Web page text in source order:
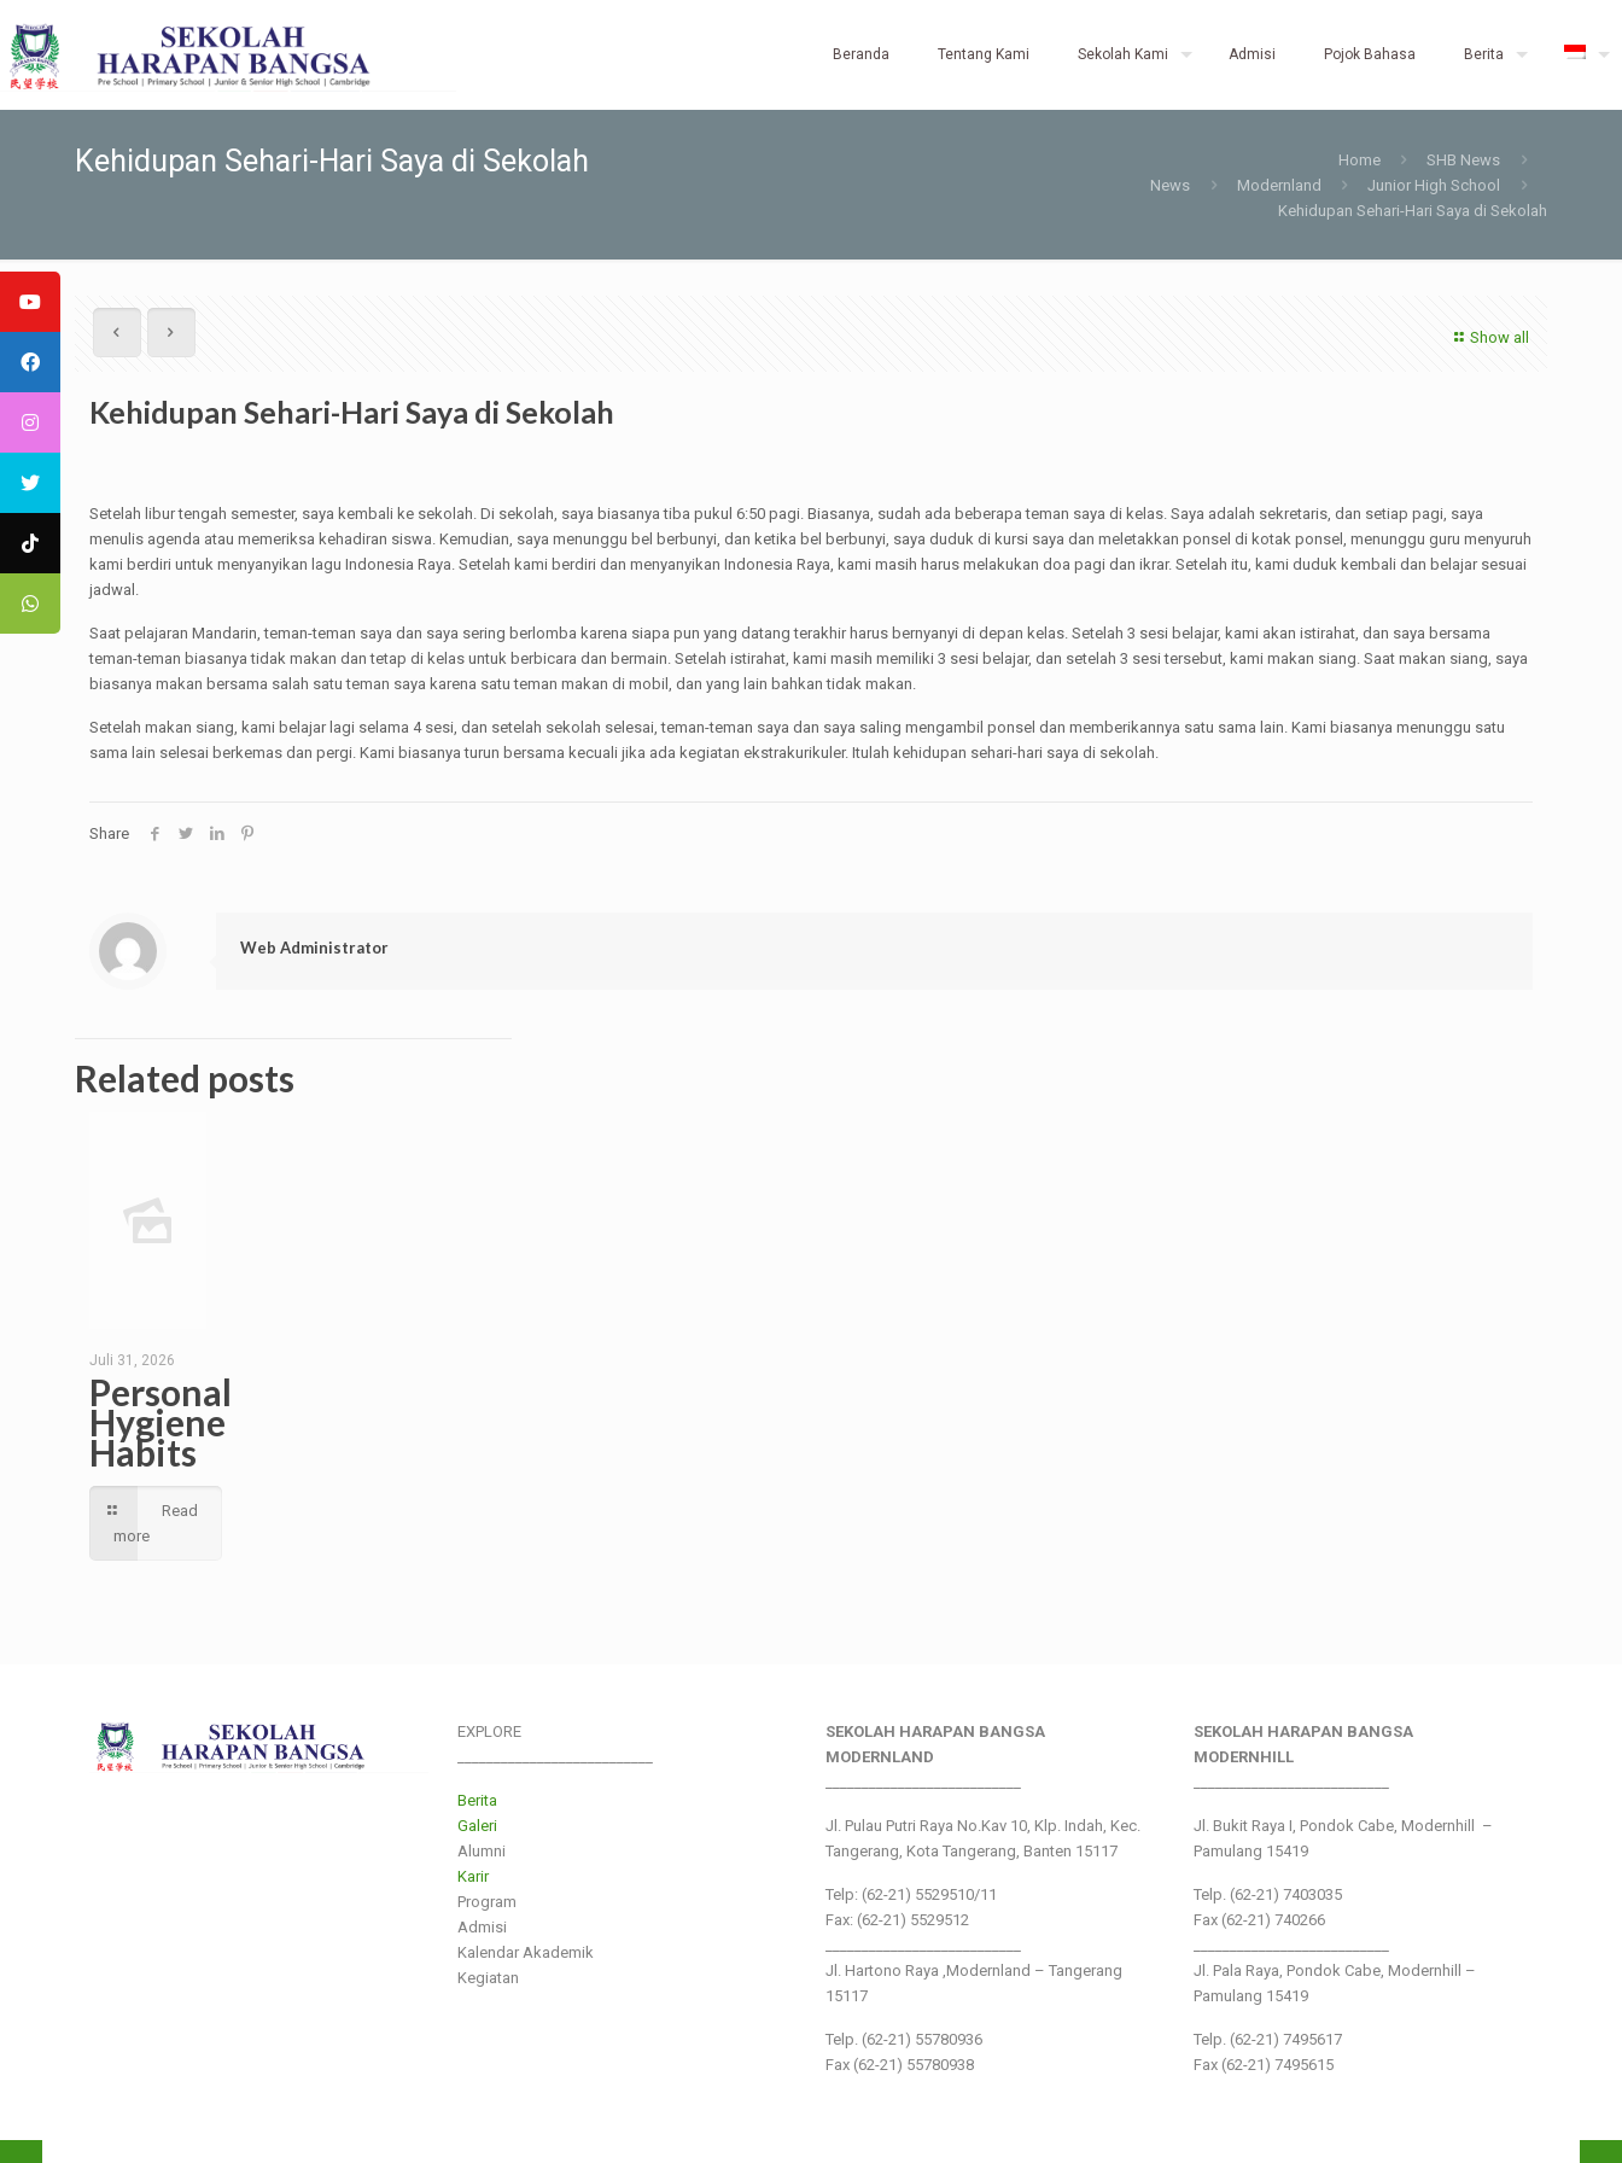
Beranda Tentang Kami Sekolah Kami Admisi Pojok Bahasa Berita
Kehidupan Sehari-Hari Saya di Sekolah Home
SHB News
News
Modernland
Junior High School
Kehidupan Sehari-Hari Saya di Sekolah
Show all
Kehidupan Sehari-Hari Saya di Sekolah
Setelah libur tengah semester, saya kembali ke sekolah. Di sekolah, saya biasanya tiba pukul 6:50 pagi. Biasanya, sudah ada beberapa teman saya di kelas. Saya adalah sekretaris, dan setiap pagi, saya
menulis agenda atau memeriksa kehadiran siswa. Kemudian, saya menunggu bel berbunyi, dan ketika bel berbunyi, saya duduk di kursi saya dan meletakkan ponsel di kotak ponsel, menunggu guru menyuruh
kami berdiri untuk menyanyikan lagu Indonesia Raya. Setelah kami berdiri dan menyanyikan Indonesia Raya, kami masih harus melakukan doa pagi dan ikrar. Setelah itu, kami duduk kembali dan belajar sesuai
jadwal.
Saat pelajaran Mandarin, teman-teman saya dan saya sering berlomba karena siapa pun yang datang terakhir harus bernyanyi di depan kelas. Setelah 3 sesi belajar, kami akan istirahat, dan saya bersama
teman-teman biasanya tidak makan dan tetap di kelas untuk berbicara dan bermain. Setelah istirahat, kami masih memiliki 3 sesi belajar, dan setelah 3 sesi tersebut, kami makan siang. Saat makan siang, saya
biasanya makan bersama salah satu teman saya karena satu teman makan di mobil, dan yang lain bahkan tidak makan.
Setelah makan siang, kami belajar lagi selama 4 sesi, dan setelah sekolah selesai, teman-teman saya dan saya saling mengambil ponsel dan memberikannya satu sama lain. Kami biasanya menunggu satu
sama lain selesai berkemas dan pergi. Kami biasanya turun bersama kecuali jika ada kegiatan ekstrakurikuler. Itulah kehidupan sehari-hari saya di sekolah.
Share
Web Administrator
Related posts
Juli 31, 2026
Personal
Hygiene
Habits
Read
more
EXPLORE
Berita
Galeri
Alumni
Karir
Program
Admisi
Kalendar Akademik
Kegiatan
SEKOLAH HARAPAN BANGSA
MODERNLAND
Jl. Pulau Putri Raya No.Kav 10, Klp. Indah, Kec.
Tangerang, Kota Tangerang, Banten 15117
Telp: (62-21) 5529510/11
Fax: (62-21) 5529512
Jl. Hartono Raya ,Modernland – Tangerang
15117
Telp. (62-21) 55780936
Fax (62-21) 55780938
SEKOLAH HARAPAN BANGSA
MODERNHILL
Jl. Bukit Raya I, Pondok Cabe, Modernhill –
Pamulang 15419
Telp. (62-21) 7403035
Fax (62-21) 740266
Jl. Pala Raya, Pondok Cabe, Modernhill –
Pamulang 15419
Telp. (62-21) 7495617
Fax (62-21) 7495615